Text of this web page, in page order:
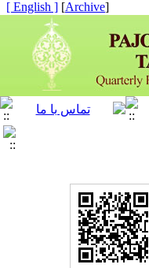
[
Archive
]
[ English ]